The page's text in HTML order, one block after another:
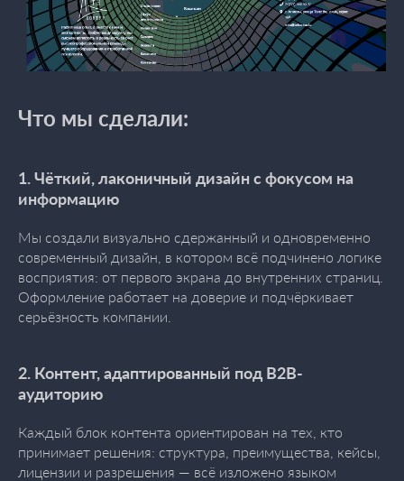
Что мы сделали:
1. Чёткий, лаконичный дизайн с фокусом на
информацию
Мы создали визуально сдержанный и одновременно
современный дизайн, в котором всё подчинено логике
восприятия: от первого экрана до внутренних страниц.
Оформление работает на доверие и подчёркивает
серьёзность компании.
2. Контент, адаптированный под B2B-
аудиторию
Каждый блок контента ориентирован на тех, кто
принимает решения: структура, преимущества, кейсы,
лицензии и разрешения — всё изложено языком